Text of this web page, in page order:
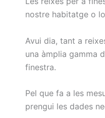
nostre habitatge o
Avui dia, tant a
una àmplia gamma
finestra.
Pel que fa a les
prengui les dades